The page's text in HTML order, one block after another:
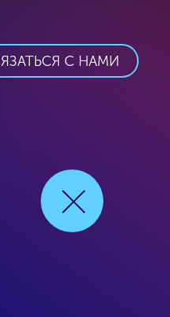
С НАМИ